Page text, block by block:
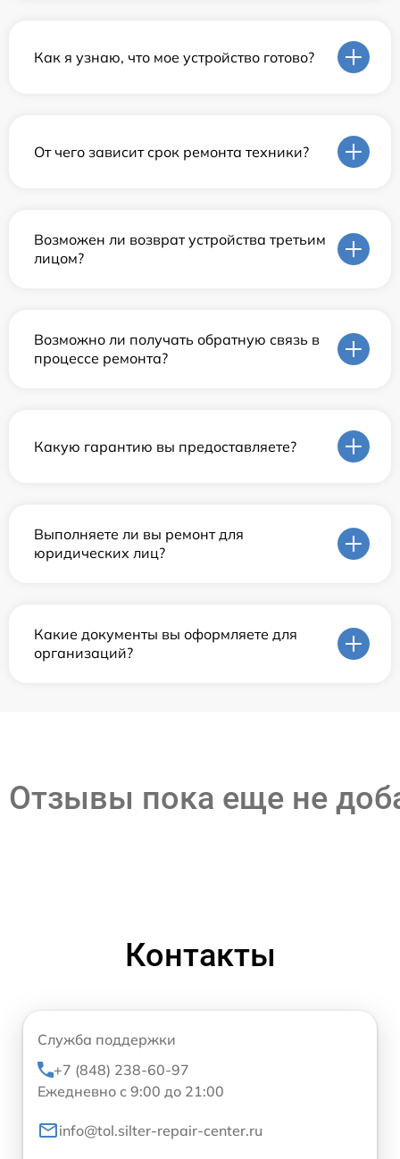
Как я узнаю, что мое устройство готово?
От чего зависит срок ремонта техники?
Возможен ли возврат устройства третьим
лицом?
Возможно ли получать обратную связь в
процессе ремонта?
Какую гарантию вы предоставляете?
Выполняете ли вы ремонт для
юридических лиц?
Какие документы вы оформляете для
организаций?
Отзывы пока еще не
Контакты
Служба поддержки
+7 (848) 238-60-97
Ежедневно с 9:00 до 21:00
info@tol.silter-repair-center.ru